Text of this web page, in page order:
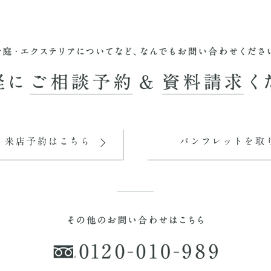
来店予約はこちら パンフレットを取